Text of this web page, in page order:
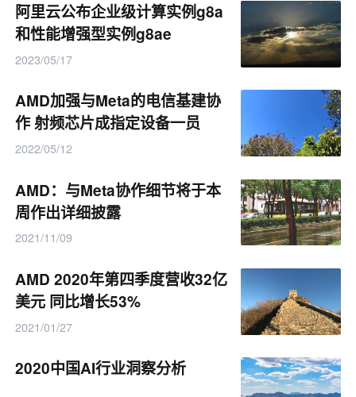
阿里云公布企业级计算实例g8a
和性能增强型实例g8ae
2023/05/17
AMD加强与Meta的电信基建协
作 射频芯片成指定设备一员
2022/05/12
AMD：与Meta协作细节将于本
周作出详细披露
2021/11/09
AMD 2020年第四季度营收32亿
美元 同比增长53%
2021/01/27
2020中国AI行业洞察分析